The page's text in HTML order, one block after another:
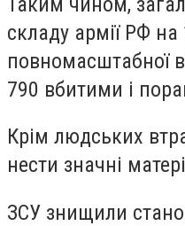
складу армії РФ
повномасштабної
790 вбитими і
Крім людських
нести значні
ЗСУ знищили